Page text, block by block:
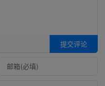
提交评论